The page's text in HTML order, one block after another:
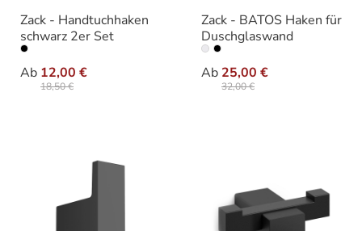
Zack - Handtuchhaken
schwarz 2er Set
Ab 12,00 €
18,50 €
Varianten
Zack - BATOS Haken für
Duschglaswand
Ab 25,00 €
32,00 €
Varianten